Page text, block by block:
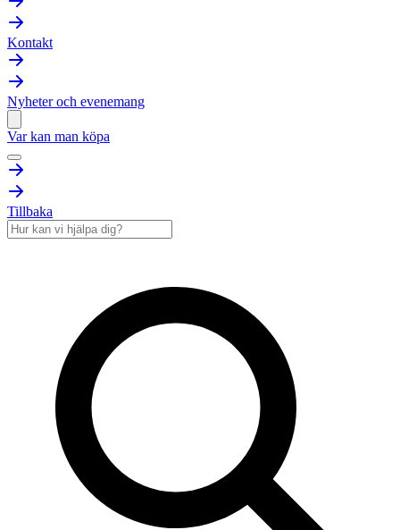
Kontakt
Nyheter och evenemang
Var kan man köpa
Tillbaka